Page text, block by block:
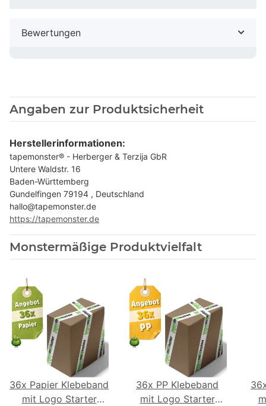
Bewertungen
Angaben zur Produktsicherheit
Herstellerinformationen:
tapemonster® - Herberger & Terzija GbR
Untere Waldstr. 16
Baden-Württemberg
Gundelfingen 79194 , Deutschland
hallo@tapemonster.de
https://tapemonster.de
Monstermäßige Produktvielfalt
36x Papier Klebeband
mit Logo Starter
36x PP Klebeband
mit Logo Starter